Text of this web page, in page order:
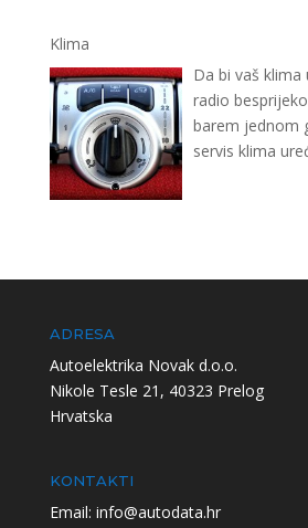
Klima
Da bi vaš
radio
barem jednom
servis klima
ADRESA
Autoelektrika Novak d.o.o.
Nikole Tesle 21, 40323 Prelog
Hrvatska
KONTAKTI
Email: info@autodata.hr